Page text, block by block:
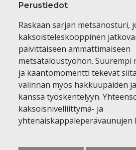
Perustiedot
Raskaan sarjan metsänosturi,
kaksoisteleskooppinen
päivittäiseen ammattimaiseen
metsätaloustyöhön. Suurempi
ja kääntömomentti tekevät
valinnan myös hakkuupäiden
kanssa työskentelyyn.
kaksoisnivelliittymä- ja
yhtenäiskappaleperävaunujen